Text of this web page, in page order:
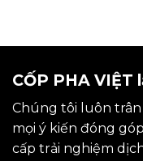
CỐP PHA VIỆT
Chúng tôi luôn
mọi ý kiến đóng
cấp trải nghiệm